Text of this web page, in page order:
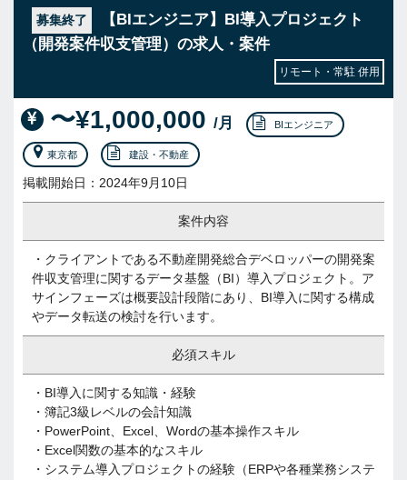
募集終了
【BIエンジニア】BI導入プロジェクト
（開発案件収支管理）の求人・案件
リモート・常駐 併用
〜¥1,000,000 /月 BIエンジニア
東京都 建設・不動産
掲載開始日：2024年9月10日
案件内容
・クライアントである不動産開発総合デベロッパーの開発案
件収支管理に関するデータ基盤（BI）導入プロジェクト。ア
サインフェーズは概要設計段階にあり、BI導入に関する構成
やデータ転送の検討を行います。
必須スキル
・BI導入に関する知識・経験
・簿記3級レベルの会計知識
・PowerPoint、Excel、Wordの基本操作スキル
・Excel関数の基本的なスキル
・システム導入プロジェクトの経験（ERPや各種業務システ